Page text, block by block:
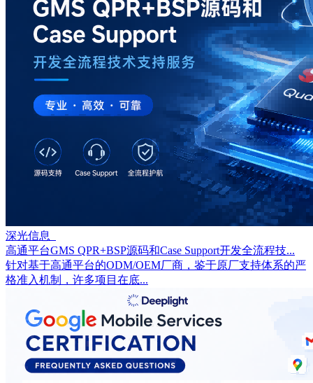
深光信息
高通平台GMS QPR+BSP源码和Case Support开发全流程技...
针对基于高通平台的ODM/OEM厂商，鉴于原厂支持体系的严
格准入机制，许多项目在底...